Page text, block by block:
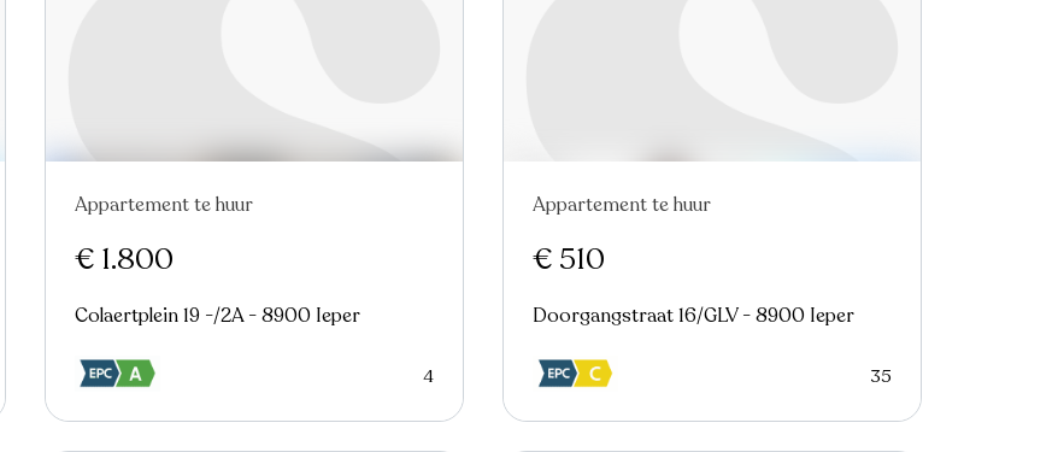
Appartement te huur
€ 1.800
Colaertplein 19 -/2A - 8900 Ieper
4
Appartement te huur
€ 510
Doorgangstraat 16/GLV - 8900 Ieper
35